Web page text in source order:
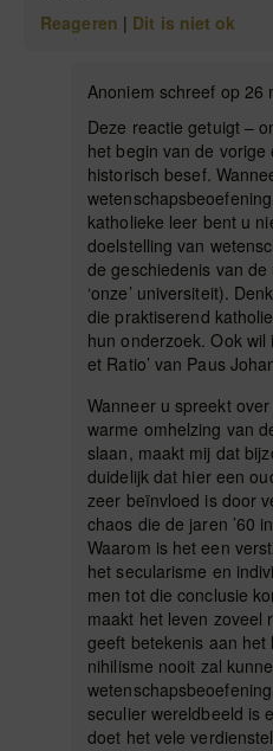
Reageren | Dit is niet ok
Anoniem schreef op 26
Deze reactie getuigt –
het begin van de
historisch besef.
katholieke leer bent u
doelstelling van
de geschiedenis van
‘onze’ universiteit).
die praktiserend
hun onderzoek. Ook wil
et Ratio’ van Paus
Wanneer u spreekt over
warme omhelzing van
slaan, maakt mij dat
duidelijk dat hier een
zeer beïnvloed is door
chaos die de jaren ’60
Waarom is het een
het secularisme en
men tot die conclusie
maakt het leven zoveel
geeft betekenis aan
nihilisme nooit zal
seculier wereldbeeld is
doet het vele